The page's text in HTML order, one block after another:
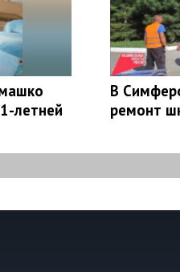
летней
В
ремонт